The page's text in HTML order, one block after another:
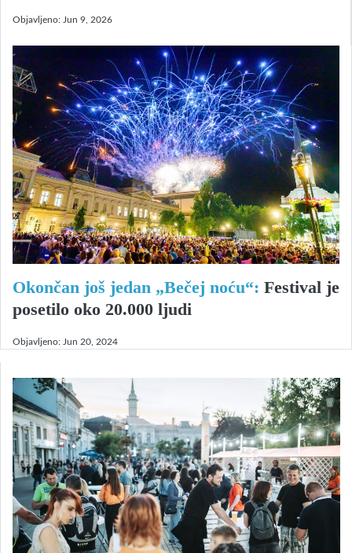
Objavljeno: Jun 9, 2026
Okončan još jedan „Bečej noću“: Festival je
posetilo oko 20.000 ljudi
Objavljeno: Jun 20, 2024